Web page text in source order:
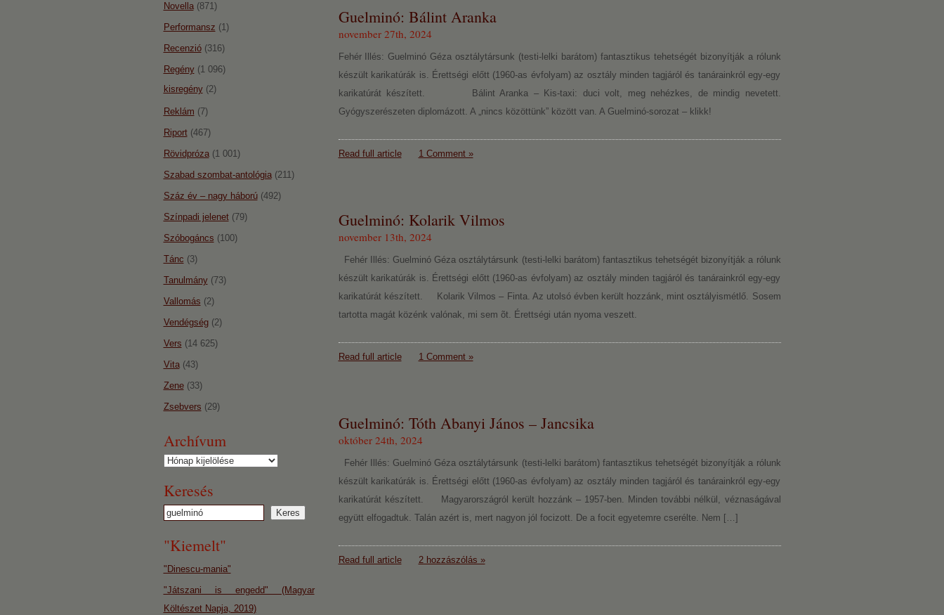
Guelminó: Bálint Aranka
november 27th, 2024
Fehér Illés: Guelminó Géza osztálytársunk (testi-lelki barátom) fantasztikus tehetségét bizonyítják a rólunk
készült karikatúrák is. Érettségi előtt (1960-as évfolyam) az osztály minden tagjáról és tanárainkról egy-egy
karikatúrát készített. Bálint Aranka – Kis-taxi: duci volt, meg nehézkes, de mindig nevetett.
Gyógyszerészeten diplomázott. A „nincs közöttünk” között van. A Guelminó-sorozat – klikk!
Read full article 1 Comment »
Guelminó: Kolarik Vilmos
november 13th, 2024
Fehér Illés: Guelminó Géza osztálytársunk (testi-lelki barátom) fantasztikus tehetségét bizonyítják a rólunk
készült karikatúrák is. Érettségi előtt (1960-as évfolyam) az osztály minden tagjáról és tanárainkról egy-egy
karikatúrát készített. Kolarik Vilmos – Finta. Az utolsó évben került hozzánk, mint osztályismétlő. Sosem
tartotta magát közénk valónak, mi sem õt. Érettségi után nyoma veszett.
Read full article 1 Comment »
Guelminó: Tóth Abanyi János – Jancsika
október 24th, 2024
Fehér Illés: Guelminó Géza osztálytársunk (testi-lelki barátom) fantasztikus tehetségét bizonyítják a rólunk
készült karikatúrák is. Érettségi előtt (1960-as évfolyam) az osztály minden tagjáról és tanárainkról egy-egy
karikatúrát készített. Magyarországról került hozzánk – 1957-ben. Minden további nélkül, véznaságával
együtt elfogadtuk. Talán azért is, mert nagyon jól focizott. De a focit egyetemre cserélte. Nem […]
Read full article 2 hozzászólás »
Novella(871)
Performansz (1)
Recenzió(316)
Regény(1 096)
kisregény(2)
Reklám (7)
Riport(467)
Rövidpróza(1 001)
Szabad szombat-antológia(211)
Száz év – nagy háború(492)
Színpadi jelenet(79)
Szóbogáncs (100)
Tánc (3)
Tanulmány(73)
Vallomás (2)
Vendégség(2)
Vers (14 625)
Vita(43)
Zene(33)
Zsebvers (29)
Archívum
Archívum
Keresés
"Kiemelt"
"Dinescu-mania"
"Játszani is engedd" (Magyar
Költészet Napja, 2019)